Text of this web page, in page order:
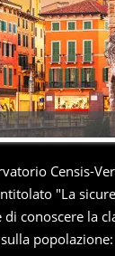
Censis-
"La
di conoscere la